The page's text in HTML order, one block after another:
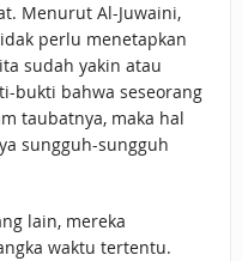
Menurut Al-Juwaini,
perlu menetapkan
sudah yakin atau
bukti bahwa seseorang
taubatnya, maka hal
sungguh-sungguh
lain, mereka
waktu tertentu.